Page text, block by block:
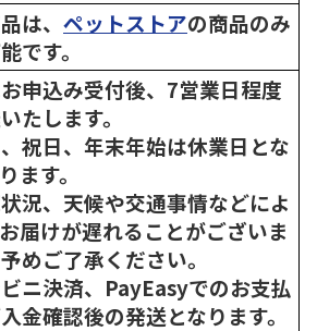
は、 ペットストアの商品のみ
です。
申込み受付後、7営業日程度
たします。
祝日、年末年始は休業日とな
ます。
況、天候や交通事情などによ
届けが遅れることがございま
めご了承ください。
ニ決済、PayEasyでのお支払
金確認後の発送となります。